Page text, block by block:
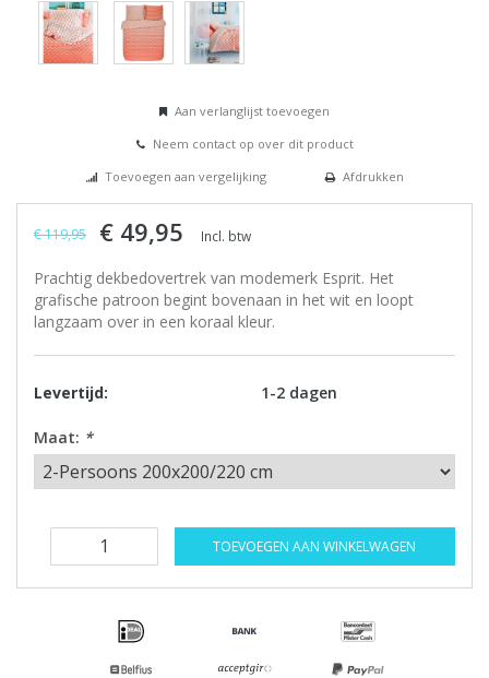
Aan verlanglijst toevoegen
Neem contact op over dit product
Toevoegen aan vergelijking
Afdrukken
€ 119,95 € 49,95 Incl. btw
Prachtig dekbedovertrek van modemerk Esprit. Het
grafische patroon begint bovenaan in het wit en loopt
langzaam over in een koraal kleur.
Levertijd: 1-2 dagen
Maat: *
TOEVOEGEN AAN WINKELWAGEN